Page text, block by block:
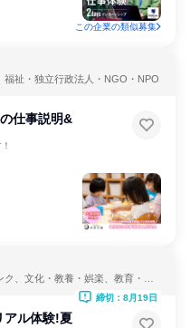
この企業の類似募集
祉・独立行政法人・NGO・NPO
仕事説明&
、文化・教養・娯楽、教育・学
アル体験!夏
締切：8月19日